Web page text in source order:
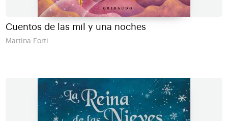
Cuentos de las mil y una noches
Martina Forti